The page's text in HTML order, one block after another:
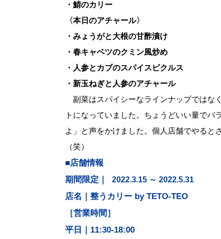
・鯖のカリー
〈本日のアチャール〉
・みょうがと大根の甘酢漬け
・春キャベツのクミン風炒め
・人参とカブのスパイスピクルス
・新玉ねぎと人参のアチャール
副菜はスパイシーなラインナップではな
トになっていました。ちょうどいい量で
よ」と声をかけました。個人店舗でやると
（笑）
■店舗情報
期間限定｜
2022.3.15 ～ 2022.5.31
店名｜整うカリー by TETO-TEO
［営業時間］
平日｜11:30-18:00